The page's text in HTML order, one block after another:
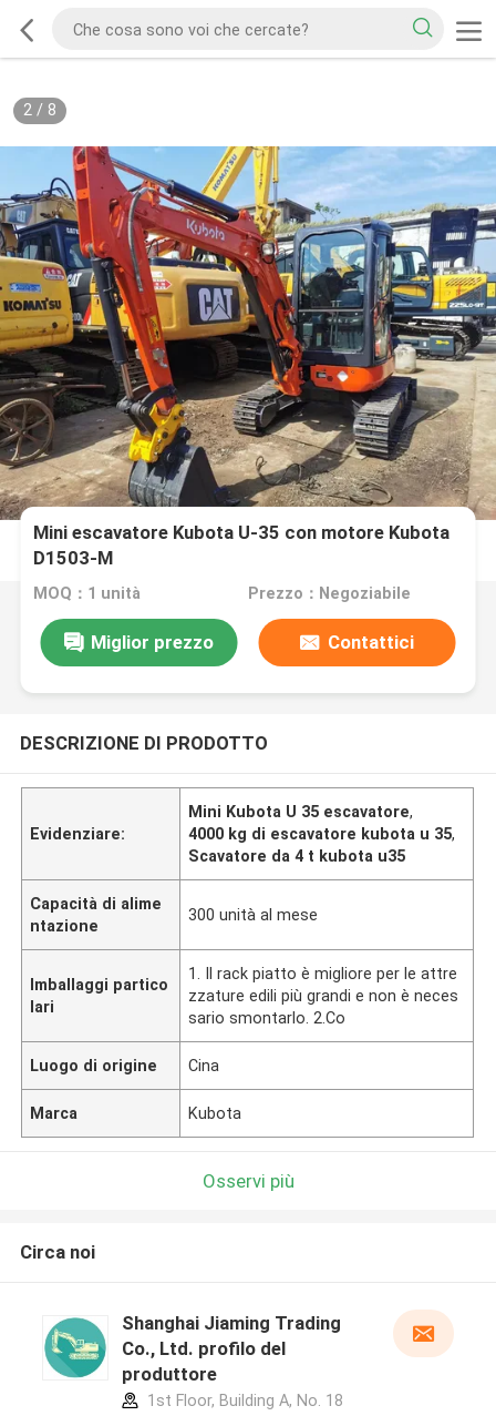
2/ 8
Mini escavatore Kubota U-35 con motore Kubota
D1503-M
MOQ：1 unità Prezzo：Negoziabile
Miglior prezzo Contattici
DESCRIZIONE DI PRODOTTO
Evidenziare:
Mini Kubota U 35 escavatore,
4000 kg di escavatore kubota u 35,
Scavatore da 4 t kubota u35
Capacità di alime
ntazione
300 unità al mese
Imballaggi partico
lari
1. Il rack piatto è migliore per le attre
zzature edili più grandi e non è neces
sario smontarlo. 2.Co
Luogo di origine Cina
Marca Kubota
Osservi più
Circa noi
Shanghai Jiaming Trading
Co., Ltd. profilo del
produttore
1st Floor, Building A, No. 18